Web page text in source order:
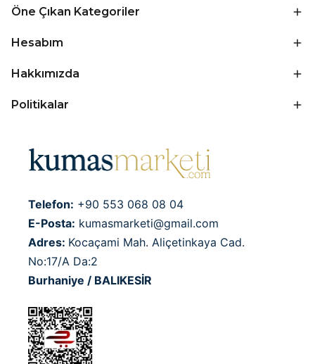
Öne Çıkan Kategoriler
Hesabım
Hakkımızda
Politikalar
Telefon: +90 553 068 08 04
E-Posta: kumasmarketi@gmail.com
Adres: Kocaçami Mah. Aliçetinkaya Cad.
No:17/A Da:2
Burhaniye / BALIKESİR